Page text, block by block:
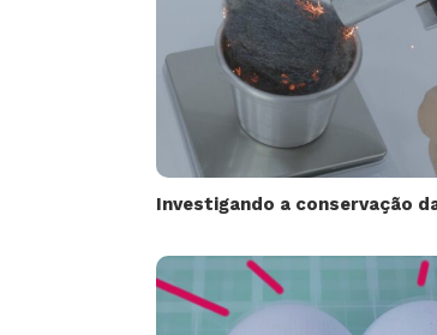
Investigando a conservação